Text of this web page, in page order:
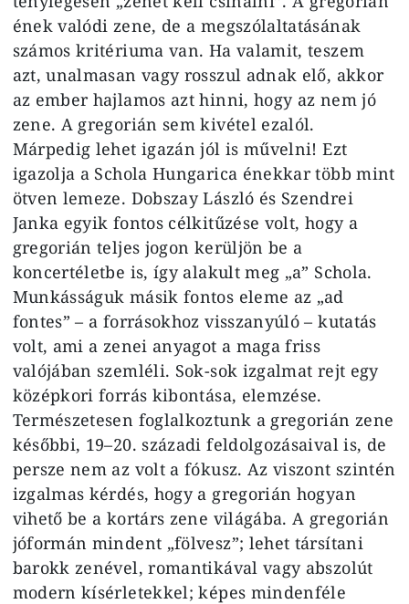
ének valódi zene, de a megszólaltatásának
számos kritériuma van. Ha valamit, teszem
azt, unalmasan vagy rosszul adnak elő, akkor
az ember hajlamos azt hinni, hogy az nem jó
zene. A gregorián sem kivétel ezalól.
Márpedig lehet igazán jól is művelni! Ezt
igazolja a Schola Hungarica énekkar több mint
ötven lemeze. Dobszay László és Szendrei
Janka egyik fontos célkitűzése volt, hogy a
gregorián teljes jogon kerüljön be a
koncertéletbe is, így alakult meg „a” Schola.
Munkásságuk másik fontos eleme az „ad
fontes” – a forrásokhoz visszanyúló – kutatás
volt, ami a zenei anyagot a maga friss
valójában szemléli. Sok-sok izgalmat rejt egy
középkori forrás kibontása, elemzése.
Természetesen foglalkoztunk a gregorián zene
későbbi, 19–20. századi feldolgozásaival is, de
persze nem az volt a fókusz. Az viszont szintén
izgalmas kérdés, hogy a gregorián hogyan
vihető be a kortárs zene világába. A gregorián
jóformán mindent „fölvesz”; lehet társítani
barokk zenével, romantikával vagy abszolút
modern kísérletekkel; képes mindenféle